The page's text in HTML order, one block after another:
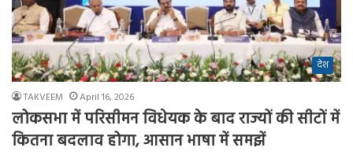
देश
TAKVEEM April 16, 2026
लोकसभा में परिसीमन विधेयक के बाद राज्यों की सीटों में
कितना बदलाव होगा, आसान भाषा में समझें